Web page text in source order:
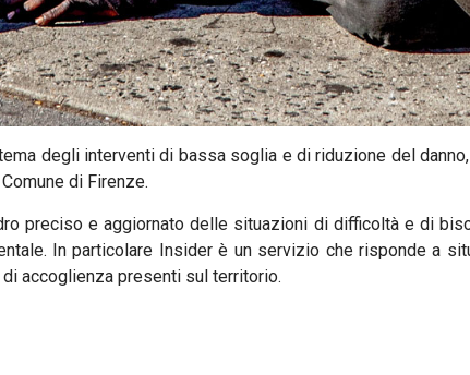
degli interventi di bassa soglia e di riduzione del
di Firenze.
preciso e aggiornato delle situazioni di difficoltà e di
In particolare Insider è un servizio che risponde a
accoglienza presenti sul territorio.